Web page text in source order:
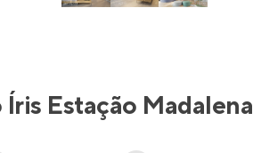
Íris Estação Madalena